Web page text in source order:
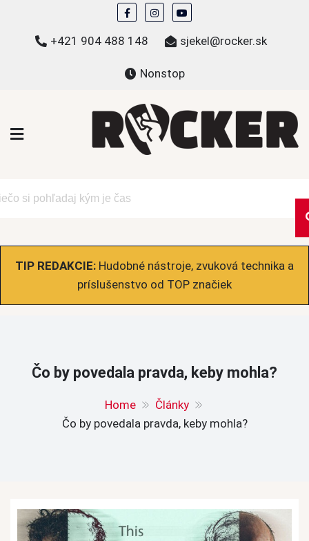
content
+421 904 488 148 sjekel@rocker.sk
Nonstop
TIP REDAKCIE: Hudobné nástroje, zvuková technika a
príslušenstvo od TOP značiek
Čo by povedala pravda, keby mohla?
Home
Články
Čo by povedala pravda, keby mohla?